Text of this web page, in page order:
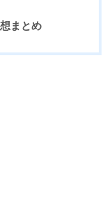
まとめ